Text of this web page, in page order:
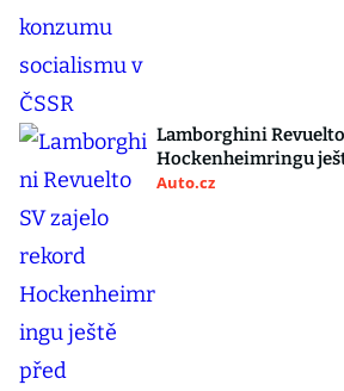
Lamborghini
Hockenheimringu
Auto.cz